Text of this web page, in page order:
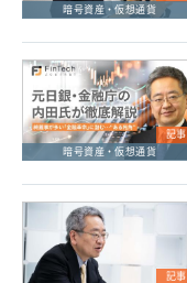
暗号資産・仮想通貨
記事
暗号資産・仮想通貨
記事